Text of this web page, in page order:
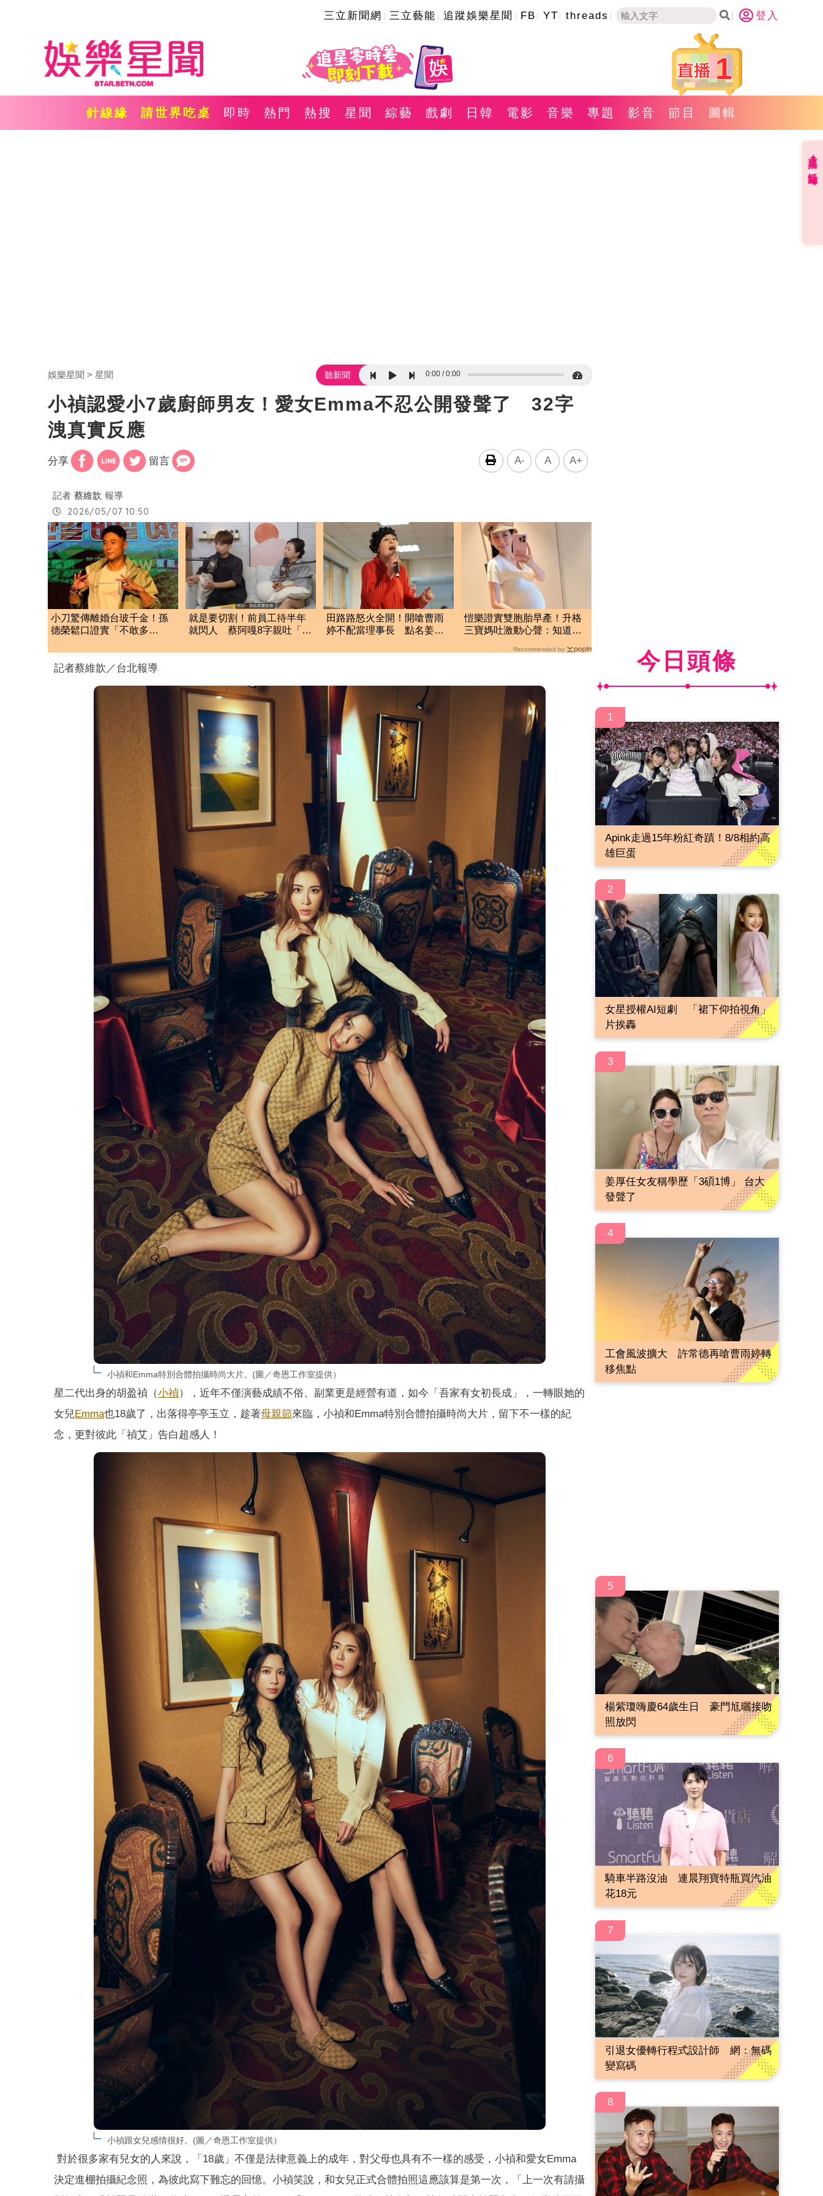
三立新聞網 三立藝能 追蹤娛樂星聞 FB YT threads 登入
1
針線緣 請世界吃桌 即時 熱門 熱搜 星聞 綜藝 戲劇 日韓 電影 音樂 專題 影音 節目 圖輯
娛樂星聞 星聞 聽新聞 0:00 0:00
小禎認愛小7歲廚師男友！愛女Emma不忍公開發聲了 32字
洩真實反應
分享 留言 A- A A+
記者 蔡維歆 報導
2026/05/07 10:50
小刀驚傳離婚台玻千金！孫
德榮鬆口證實「不敢多
就是要切割！前員工待半年
就閃人 蔡阿嘎8字親吐「留
田路路怒火全開！開嗆曹雨
婷不配當理事長 點名姜厚
愷樂證實雙胞胎早產！升格
三寶媽吐激動心聲：知道你
Recommended by
記者蔡維歆／台北報導
小禎和Emma特別合體拍攝時尚大片。(圖／奇恩工作室提供）
星二代出身的胡盈禎（小禎），近年不僅演藝成績不俗、副業更是經營有道，如今「吾家有女初長成」，一轉眼她的
女兒Emma也18歲了，出落得亭亭玉立，趁著母親節來臨，小禎和Emma特別合體拍攝時尚大片，留下不一樣的紀
念，更對彼此「禎艾」告白超感人！
小禎跟女兒感情很好。(圖／奇恩工作室提供）
對於很多家有兒女的人來說，「18歲」不僅是法律意義上的成年，對父母也具有不一樣的感受，小禎和愛女Emma
決定進棚拍攝紀念照，為彼此寫下難忘的回憶。小禎笑說，和女兒正式合體拍照這應該算是第一次，「上一次有請攝
今日頭條
1
Apink走過15年粉紅奇蹟！8/8相約高
雄巨蛋
2
女星授權AI短劇 「裙下仰拍視角」
片挨轟
3
姜厚任女友稱學歷「3碩1博」 台大
發聲了
4
工會風波擴大 許常德再嗆曹雨婷轉
移焦點
5
楊紫瓊嗨慶64歲生日 豪門尪曬接吻
照放閃
6
騎車半路沒油 連晨翔寶特瓶買汽油
花18元
7
引退女優轉行程式設計師 網：無碼
變寫碼
8
直播✦活動